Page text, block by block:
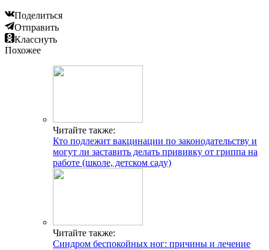
Поделиться
Отправить
Класснуть
Похожее
Читайте также:
Кто подлежит вакцинации по законодательству и
могут ли заставить делать прививку от гриппа на
работе (школе, детском саду)
Читайте также:
Синдром беспокойных ног: причины и лечение